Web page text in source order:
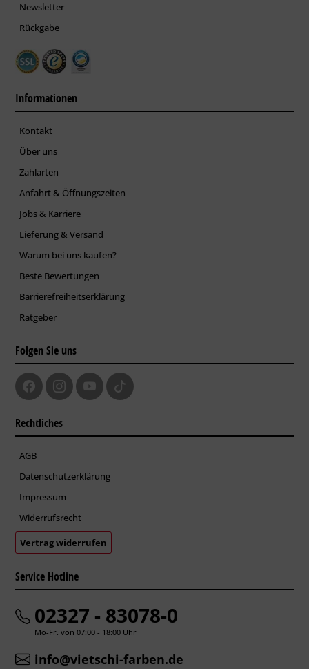
Newsletter
Rückgabe
Informationen
Kontakt
Über uns
Zahlarten
Anfahrt & Öffnungszeiten
Jobs & Karriere
Lieferung & Versand
Warum bei uns kaufen?
Beste Bewertungen
Barrierefreiheitserklärung
Ratgeber
Folgen Sie uns
Rechtliches
AGB
Datenschutzerklärung
Impressum
Widerrufsrecht
Vertrag widerrufen
Service Hotline
02327 - 83078-0
Mo-Fr. von 07:00 - 18:00 Uhr
info@vietschi-farben.de